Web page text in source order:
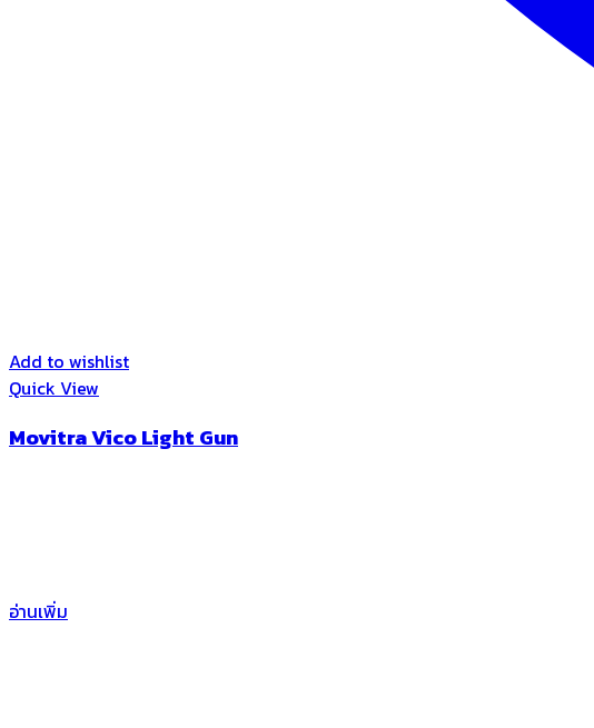
Add to wishlist
Quick View
Movitra Vico Light Gun
อ่านเพิ่ม